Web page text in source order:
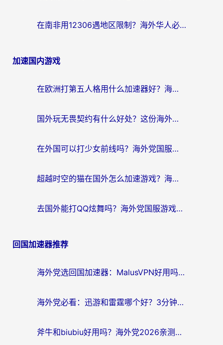
在南非用12306遇地区限制？海外华人必看的回国加速全攻略（附B站芒果TV解锁技巧）
加速国内游戏
在欧洲打第五人格用什么加速器好？海外党亲测有效的国服游戏加速方案
国外玩无畏契约有什么好处？这份海外国服游戏加速指南帮你解决90%的卡顿问题
在外国可以打少女前线吗？海外党国服游戏畅玩终极指南（附避坑技巧）
超越时空的猫在国外怎么加速游戏？海外玩家国服畅玩终极指南
去国外能打QQ炫舞吗？海外党国服游戏不卡顿的终极指南
回国加速器推荐
海外党选回国加速器：MalusVPN好用吗？和快帆VPN哪个好？附真实对比与避坑指南
海外党必看：迅游和雷霆哪个好？3分钟教你选对回国加速器，无缝刷国内剧玩手游
斧牛和biubiu好用吗？海外党2026亲测回国加速器指南，附番茄加速器深度体验